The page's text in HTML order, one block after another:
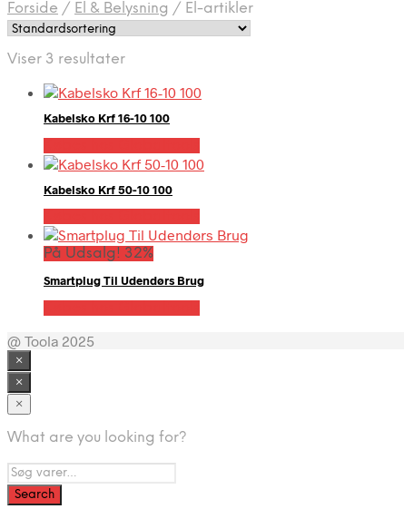
Forside / El & Belysning / El-artikler
Viser 3 resultater
Kabelsko Krf 16-10 100
Kabelsko Krf 50-10 100
På Udsalg! 32%
Smartplug Til Udendørs Brug
@ Toola 2025
×
×
×
What are you looking for?